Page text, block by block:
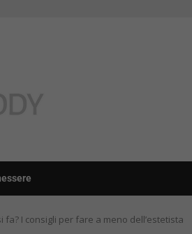
fa? I consigli per fare a meno dell’estetista